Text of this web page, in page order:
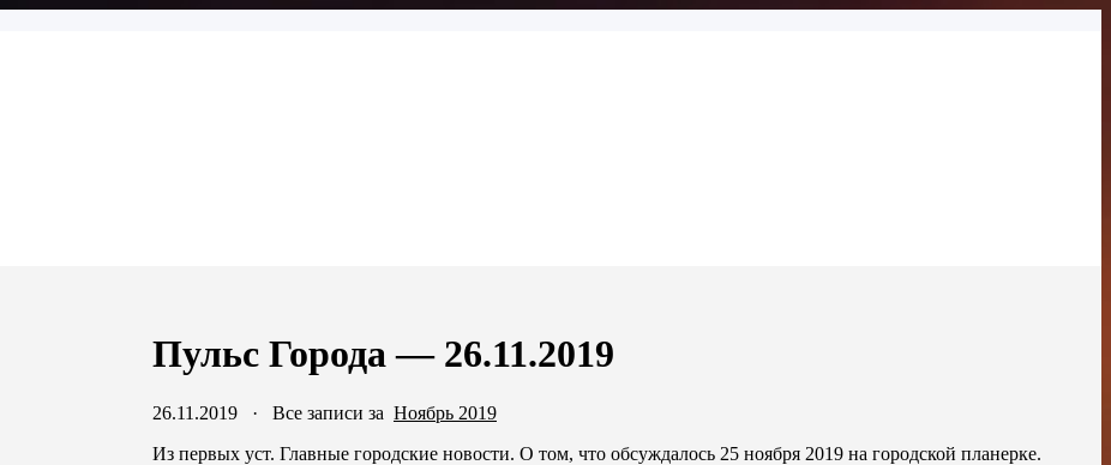
Пульс Города — 26.11.2019
26.11.2019 · Все записи за Ноябрь 2019
Из первых уст. Главные городские новости. О том, что обсуждалось 25 ноября 2019 на городской планерке.